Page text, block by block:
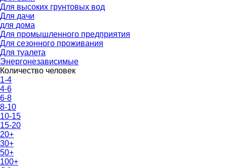
Для высоких грунтовых вод
Для дачи
для дома
Для промышленного предприятия
Для сезонного проживания
Для туалета
Энергонезависимые
Количество человек
1-4
4-6
6-8
8-10
10-15
15-20
20+
30+
50+
100+